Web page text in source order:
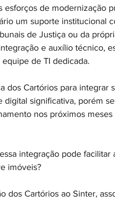
de modernização
um suporte institucional
de Justiça ou da
e auxílio técnico,
de TI dedicada.
dos Cartórios para integrar
digital significativa, porém
nos próximos
integração pode facilitar
imóveis?
dos Cartórios ao Sinter,